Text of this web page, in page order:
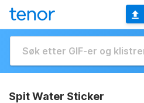
Spit Water Sticker